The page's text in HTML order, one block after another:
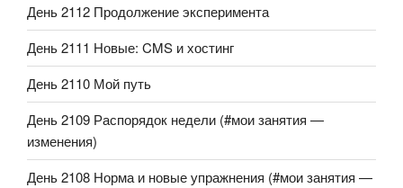
День 2112 Продолжение эксперимента
День 2111 Новые: CMS и хостинг
День 2110 Мой путь
День 2109 Распорядок недели (#мои занятия —
изменения)
День 2108 Норма и новые упражнения (#мои занятия —